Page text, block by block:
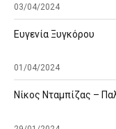
03/04/2024
Ευγενία Ξυγκόρου
01/04/2024
Νίκος Νταμπίζας –